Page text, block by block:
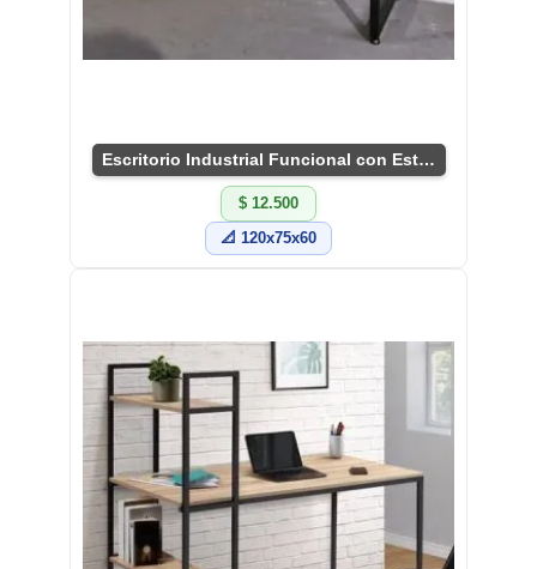
Escritorio Industrial Funcional con Estantes
$ 12.500
📐 120x75x60